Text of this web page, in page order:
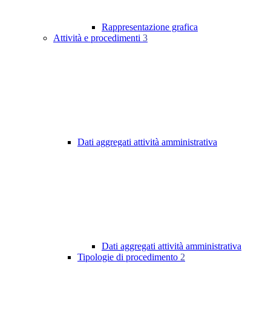
Rappresentazione grafica
Attività e procedimenti 3
Dati aggregati attività amministrativa
Dati aggregati attività amministrativa
Tipologie di procedimento 2